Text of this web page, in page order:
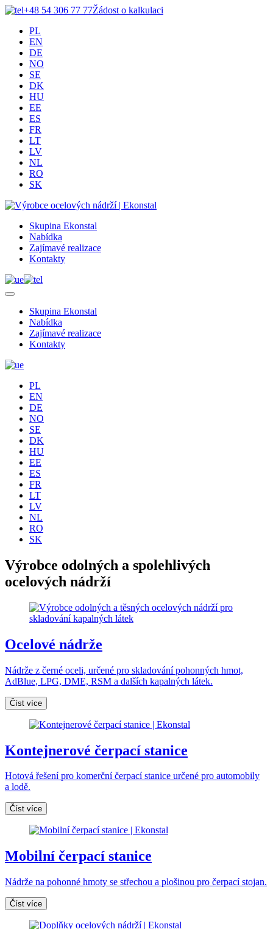
+48 54 306 77 77Žádost o kalkulaci
PL
EN
DE
NO
SE
DK
HU
EE
ES
FR
LT
LV
NL
RO
SK
Skupina Ekonstal
Nabídka
Zajímavé realizace
Kontakty
Skupina Ekonstal
Nabídka
Zajímavé realizace
Kontakty
PL
EN
DE
NO
SE
DK
HU
EE
ES
FR
LT
LV
NL
RO
SK
Výrobce odolných a spolehlivých
ocelových nádrží
Ocelové nádrže
Nádrže z černé oceli, určené pro skladování pohonných hmot,
AdBlue, LPG, DME, RSM a dalších kapalných látek.
Číst více
Kontejnerové čerpací stanice
Hotová řešení pro komerční čerpací stanice určené pro automobily
a lodě.
Číst více
Mobilní čerpací stanice
Nádrže na pohonné hmoty se střechou a plošinou pro čerpací stojan.
Číst více